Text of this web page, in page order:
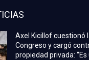
Axel Kicillof cuestionó
Congreso y cargó
propiedad privada: